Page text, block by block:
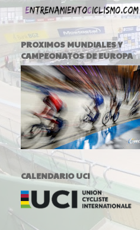
PROXIMOS MUNDIALES Y
CAMPEONATOS DE EUROPA
CALENDARIO UCI